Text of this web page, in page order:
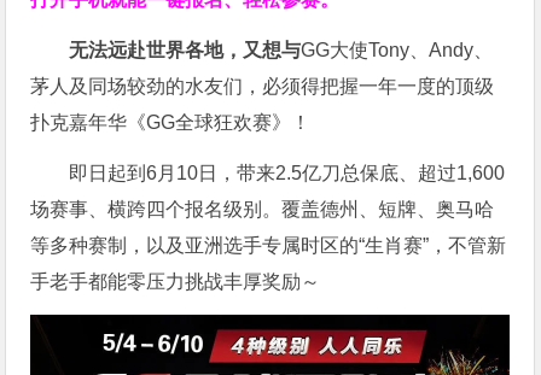
无法远赴世界各地，又想与GG大使Tony、Andy、
茅人及同场较劲的水友们，必须得把握一年一度的顶级
扑克嘉年华《GG全球狂欢赛》！
即日起到6月10日，带来2.5亿刀总保底、超过1,600
场赛事、横跨四个报名级别。覆盖德州、短牌、奥马哈
等多种赛制，以及亚洲选手专属时区的“生肖赛”，不管新
手老手都能零压力挑战丰厚奖励～